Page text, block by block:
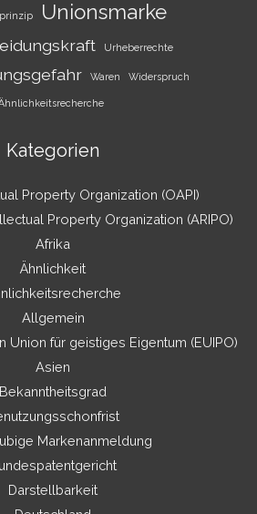
Unionsmarke
Urheberrechte
Waren Widerspruch
Kategorien
Property Organization (OAPI)
Property Organization (ARIPO)
Afrika
Ähnlichkeit
Allgemein
Union für geistiges Eigentum (EUIPO)
Asien
Bekanntheitsgrad
Markenanmeldung
Darstellbarkeit